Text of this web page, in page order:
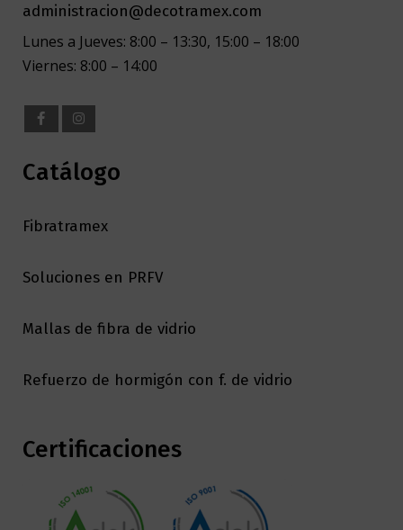
administracion@decotramex.com
Lunes a Jueves: 8:00 – 13:30, 15:00 – 18:00
Viernes: 8:00 – 14:00
Catálogo
Fibratramex
Soluciones en PRFV
Mallas de fibra de vidrio
Refuerzo de hormigón con f. de vidrio
Certificaciones